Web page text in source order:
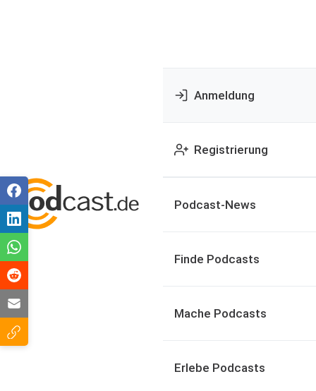
Anmeldung
Registrierung
Podcast-News
Finde Podcasts
Mache Podcasts
Erlebe Podcasts